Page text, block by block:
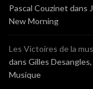
Pascal Couzinet dans
New Morning
Les Victoires de la
dans Gilles
Musique